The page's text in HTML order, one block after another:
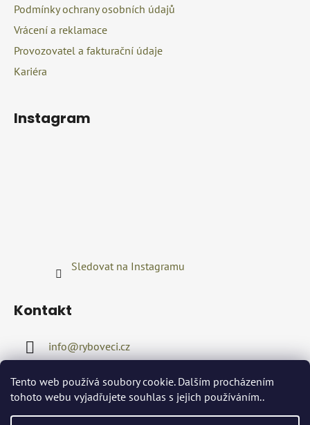
Tento web používá soubory cookie. Dalším procházením
tohoto webu vyjadřujete souhlas s jejich používáním..
Podmínky ochrany osobních údajů
Vrácení a reklamace
Provozovatel a fakturační údaje
Kariéra
Instagram
Sledovat na Instagramu
Kontakt
info@ryboveci.cz
+420722416689